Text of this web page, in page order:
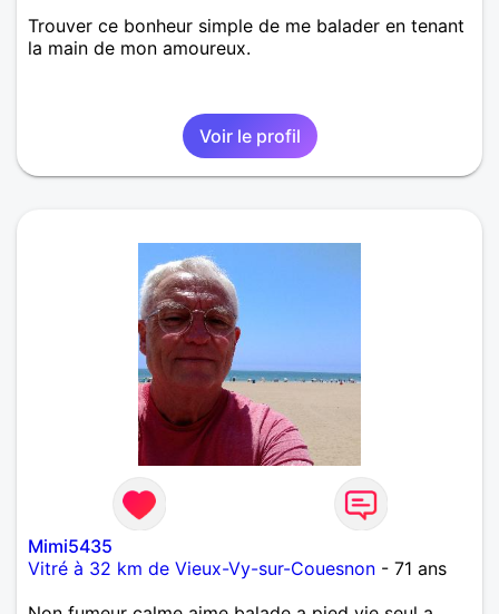
Trouver ce bonheur simple de me balader en tenant
la main de mon amoureux.
Voir le profil
Mimi5435
Vitré à 32 km de Vieux-Vy-sur-Couesnon - 71 ans